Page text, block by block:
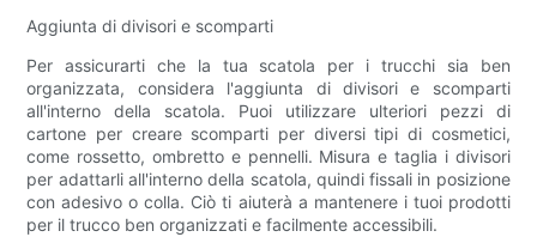
Aggiunta di divisori e scomparti
Per assicurarti che la tua scatola per i trucchi sia ben
organizzata, considera l'aggiunta di divisori e scomparti
all'interno della scatola. Puoi utilizzare ulteriori pezzi di
cartone per creare scomparti per diversi tipi di cosmetici,
come rossetto, ombretto e pennelli. Misura e taglia i divisori
per adattarli all'interno della scatola, quindi fissali in posizione
con adesivo o colla. Ciò ti aiuterà a mantenere i tuoi prodotti
per il trucco ben organizzati e facilmente accessibili.